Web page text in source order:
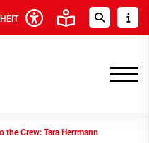
the Crew: Tara Herrmann